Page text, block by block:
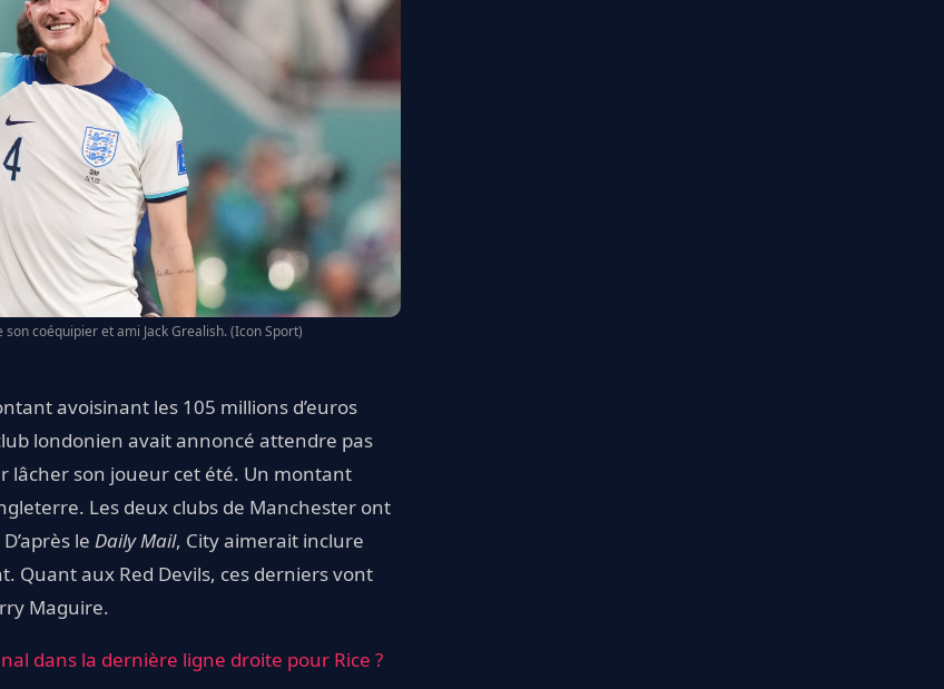
coéquipier et ami Jack Grealish. (Icon Sport)
avoisinant les 105 millions d’euros
londonien avait annoncé attendre pas
lâcher son joueur cet été. Un montant
Les deux clubs de Manchester ont
le Daily Mail, City aimerait inclure
Quant aux Red Devils, ces derniers vont
Maguire.
dans la dernière ligne droite pour Rice ?